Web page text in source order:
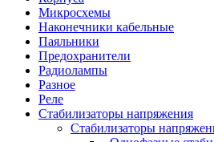
Микросхемы
Наконечники кабельные
Паяльники
Предохранители
Радиолампы
Разное
Реле
Стабилизаторы напряжения
Стабилизаторы